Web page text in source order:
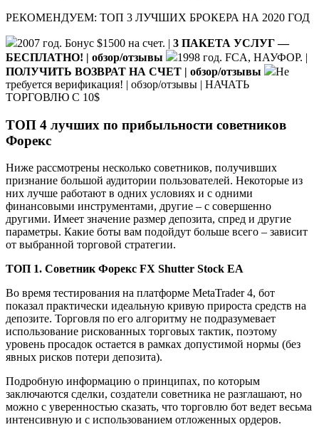
РЕКОМЕНДУЕМ: ТОП 3 ЛУЧШИХ БРОКЕРА НА 2020 ГОД
2007 год. Бонус $1500 на счет. | 3 ПАКЕТА УСЛУГ —
БЕСПЛАТНО! | обзор/отзывы
1998 год. FCA, НАУФОР. |
ПОЛУЧИТЬ ВОЗВРАТ НА СЧЕТ | обзор/отзывы
Не
требуется верификация! | обзор/отзывы | НАЧАТЬ
ТОРГОВЛЮ С 10$
ТОП 4 лучших по прибыльности советников
Форекс
Ниже рассмотрены несколько советников, получивших
признание большой аудитории пользователей. Некоторые из
них лучше работают в одних условиях и с одними
финансовыми инструментами, другие – с совершенно
другими. Имеет значение размер депозита, спред и другие
параметры. Какие боты вам подойдут больше всего – зависит
от выбранной торговой стратегии.
ТОП 1. Советник Форекс FX Shutter Stock EA
Во время тестирования на платформе MetaTrader 4, бот
показал практически идеальную кривую прироста средств на
депозите. Торговля по его алгоритму не подразумевает
использование рискованных торговых тактик, поэтому
уровень просадок остается в рамках допустимой нормы (без
явных рисков потери депозита).
Подробную информацию о принципах, по которым
заключаются сделки, создатели советника не разглашают, но
можно с уверенностью сказать, что торговлю бот ведет весьма
интенсивную и с использованием отложенных ордеров.